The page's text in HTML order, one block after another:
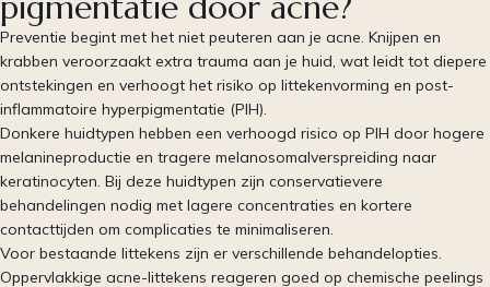
Preventie begint met het niet peuteren aan je acne. Knijpen en
krabben veroorzaakt extra trauma aan je huid, wat leidt tot diepere
ontstekingen en verhoogt het risiko op littekenvorming en post-
inflammatoire hyperpigmentatie (PIH).
Donkere huidtypen hebben een verhoogd risico op PIH door hogere
melanineproductie en tragere melanosomalverspreiding naar
keratinocyten. Bij deze huidtypen zijn conservatievere
behandelingen nodig met lagere concentraties en kortere
contacttijden om complicaties te minimaliseren.
Voor bestaande littekens zijn er verschillende behandelopties.
Oppervlakkige acne-littekens reageren goed op chemische peelings